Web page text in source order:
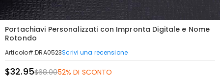
Portachiavi Personalizzati con Impronta Digitale e Nome
Rotondo
Articolo#:DRA0523Scrivi una recensione
$32.95$68.0052% DI SCONTO